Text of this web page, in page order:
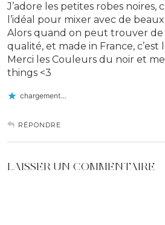
J’adore les petites robes noires,
l’idéal pour mixer avec de beaux
Alors quand on peut trouver de
qualité, et made in France, c’est
Merci les Couleurs du noir et
things <3
chargement…
RÉPONDRE
LAISSER UN COMMENTAIRE